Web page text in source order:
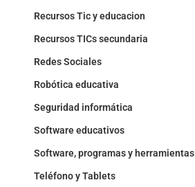
Recursos Tic y educacion
Recursos TICs secundaria
Redes Sociales
Robótica educativa
Seguridad informática
Software educativos
Software, programas y herramientas
Teléfono y Tablets